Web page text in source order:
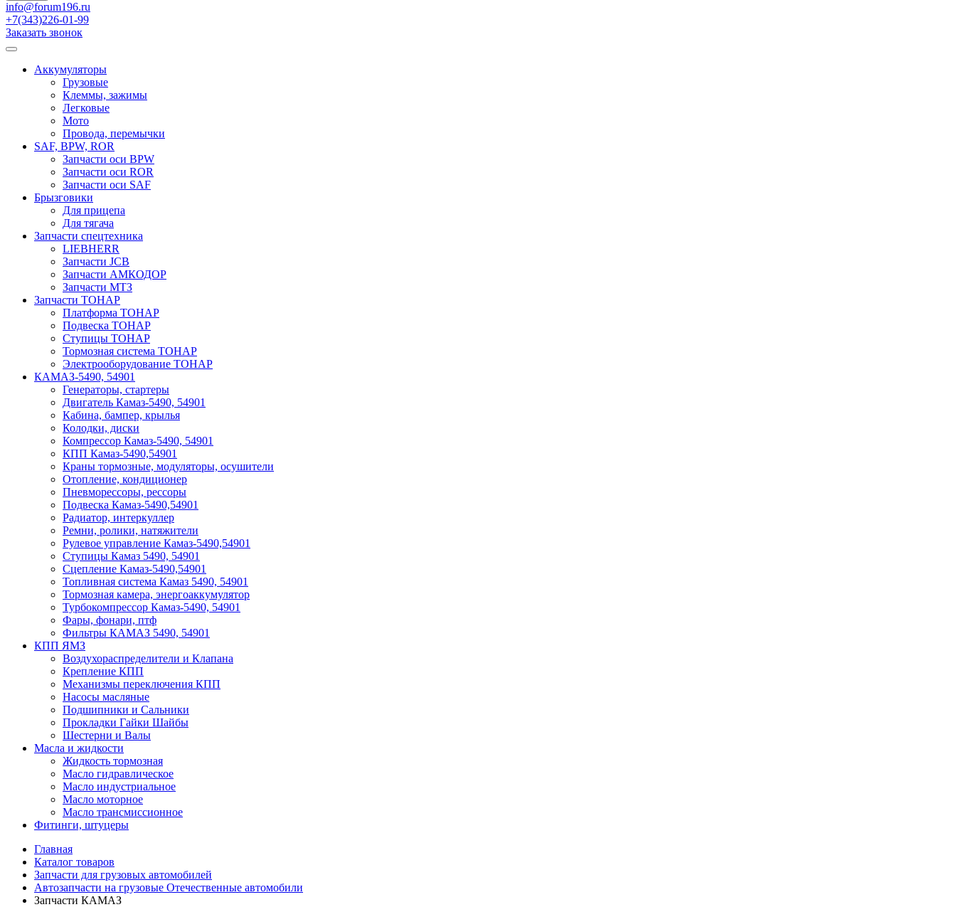
info@forum196.ru
+7(343)226-01-99
Заказать звонок
Аккумуляторы
Грузовые
Клеммы, зажимы
Легковые
Мото
Провода, перемычки
SAF, BPW, ROR
Запчасти оси BPW
Запчасти оси ROR
Запчасти оси SAF
Брызговики
Для прицепа
Для тягача
Запчасти спецтехника
LIEBHERR
Запчасти JCB
Запчасти АМКОДОР
Запчасти МТЗ
Запчасти ТОНАР
Платформа ТОНАР
Подвеска ТОНАР
Ступицы ТОНАР
Тормозная система ТОНАР
Электрооборудование ТОНАР
КАМАЗ-5490, 54901
Генераторы, стартеры
Двигатель Камаз-5490, 54901
Кабина, бампер, крылья
Колодки, диски
Компрессор Камаз-5490, 54901
КПП Камаз-5490,54901
Краны тормозные, модуляторы, осушители
Отопление, кондиционер
Пневморессоры, рессоры
Подвеска Камаз-5490,54901
Радиатор, интеркуллер
Ремни, ролики, натяжители
Рулевое управление Камаз-5490,54901
Ступицы Камаз 5490, 54901
Сцепление Камаз-5490,54901
Топливная система Камаз 5490, 54901
Тормозная камера, энергоаккумулятор
Турбокомпрессор Камаз-5490, 54901
Фары, фонари, птф
Фильтры КАМАЗ 5490, 54901
КПП ЯМЗ
Воздухораспределители и Клапана
Крепление КПП
Механизмы переключения КПП
Насосы масляные
Подшипники и Сальники
Прокладки Гайки Шайбы
Шестерни и Валы
Масла и жидкости
Жидкость тормозная
Масло гидравлическое
Масло индустриальное
Масло моторное
Масло трансмиссионное
Фитинги, штуцеры
Главная
Каталог товаров
Запчасти для грузовых автомобилей
Автозапчасти на грузовые Отечественные автомобили
Запчасти КАМАЗ